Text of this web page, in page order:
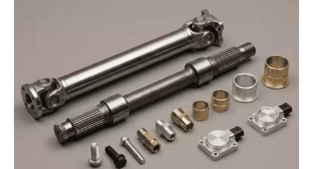
التصنيع باستخدام الحاسب الآلي ذو 5 محاور
التصنيع باستخدام الحاسب الآلي
الطباعة ثلاثية الأبعاد (النماذج الأولية السريعة)
تصنيع الصفائح المعدنية